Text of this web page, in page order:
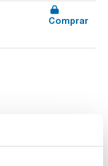
Comprar
interior en acero